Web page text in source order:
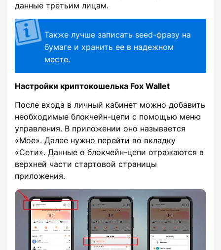
данные третьим лицам.
Также лучше записать seed-фразу на
бумаге и хранить ее в надежном
месте.
Настройки криптокошелька Fox Wallet
После входа в личный кабинет можно добавить
необходимые блокчейн-цепи с помощью меню
управления. В приложении оно называется
«Мое». Далее нужно перейти во вкладку
«Сети». Данные о блокчейн-цепи отражаются в
верхней части стартовой страницы
приложения.